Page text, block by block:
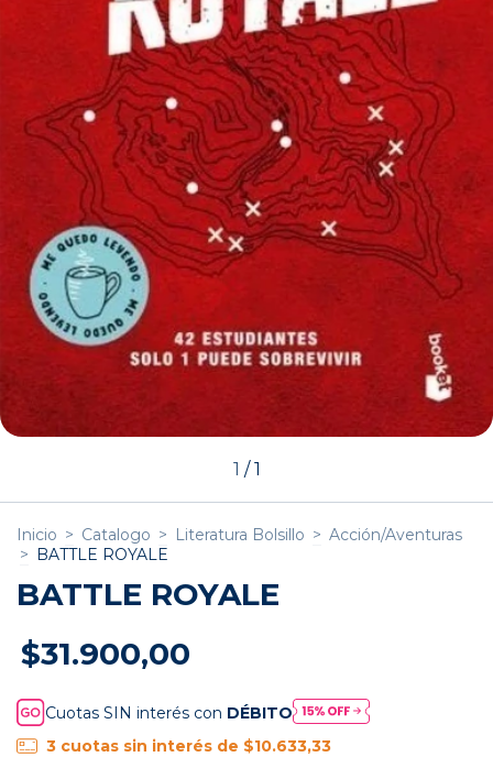
1 /1
Inicio > Catalogo > Literatura Bolsillo > Acción/Aventuras
>
BATTLE ROYALE
BATTLE ROYALE
$31.900,00
Cuotas SIN interés con DÉBITO
3 cuotas sin interés de $10.633,33